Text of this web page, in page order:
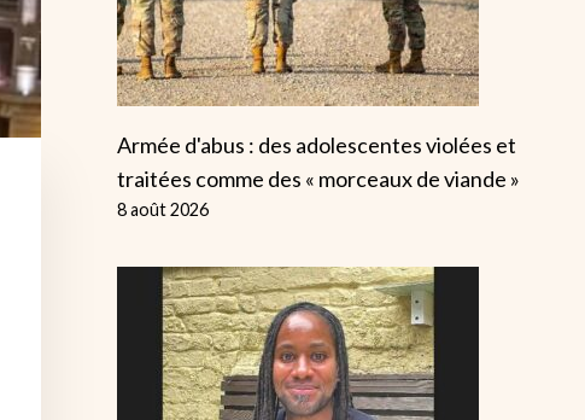
Armée d'abus : des adolescentes violées et
traitées comme des « morceaux de viande »
8 août 2026